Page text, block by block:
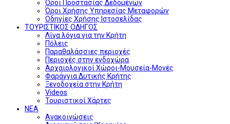
Όροι Προστασίας Δεδομένων
Όροι Χρήσης Υπηρεσίας Μεταφορών
Οδηγίες Χρήσης Ιστοσελίδας
ΤΟΥΡΙΣΤΙΚΟΣ ΟΔΗΓΟΣ
Λίγα λόγια για την Κρήτη
Πόλεις
Παραθαλάσσιες περιοχές
Περιοχές στην ενδοχώρα
Αρχαιολογικοί Χώροι-Μουσεία-Μονές
Φαράγγια Δυτικής Κρήτης
Ξενοδοχεία στην Κρήτη
Videos
Τουριστικοί Χάρτες
ΝΕΑ
Ανακοινώσεις